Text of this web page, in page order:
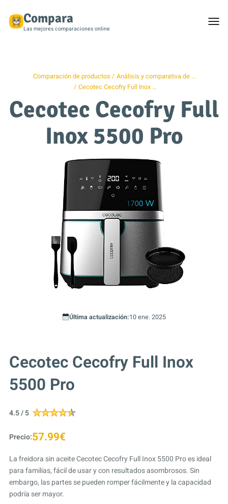
Compara
Las mejores comparaciones online
Comparación de productos
Análisis y comparativa de …
Cecotec Cecofry Full Inox …
Cecotec Cecofry Full
Inox 5500 Pro
Última actualización:10 ene. 2025
Cecotec Cecofry Full Inox
5500 Pro
4.5 / 5
Precio:57.99€
La freidora sin aceite Cecotec Cecofry Full Inox 5500 Pro es ideal
para familias, fácil de usar y con resultados asombrosos. Sin
embargo, las partes se pueden romper fácilmente y la capacidad
podría ser mayor.